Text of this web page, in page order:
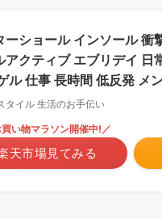
ーショール インソール
アクティブ エブリデイ 日
ル 仕事 長時間 低反発 メ
タイル 生活のお手伝い
買い物マラソン開催中!／
天市場見てみる